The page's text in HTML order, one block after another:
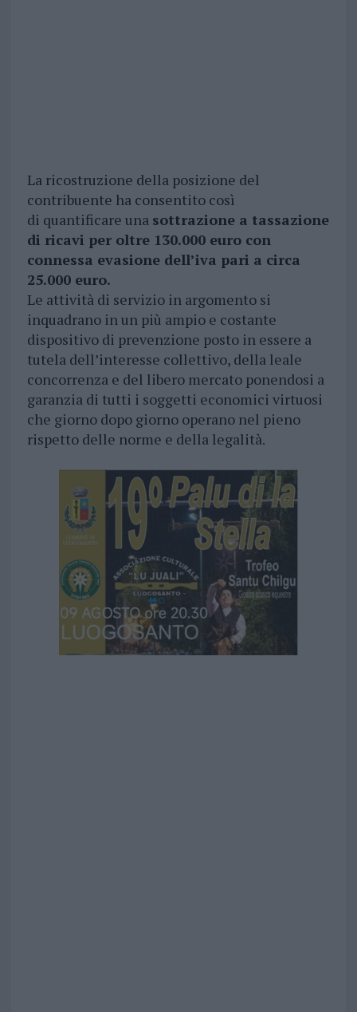
La ricostruzione della posizione del
contribuente ha consentito così
di quantificare una sottrazione a tassazione
di ricavi per oltre 130.000 euro con
connessa evasione dell’iva pari a circa
25.000 euro.
Le attività di servizio in argomento si
inquadrano in un più ampio e costante
dispositivo di prevenzione posto in essere a
tutela dell’interesse collettivo, della leale
concorrenza e del libero mercato ponendosi a
garanzia di tutti i soggetti economici virtuosi
che giorno dopo giorno operano nel pieno
rispetto delle norme e della legalità.